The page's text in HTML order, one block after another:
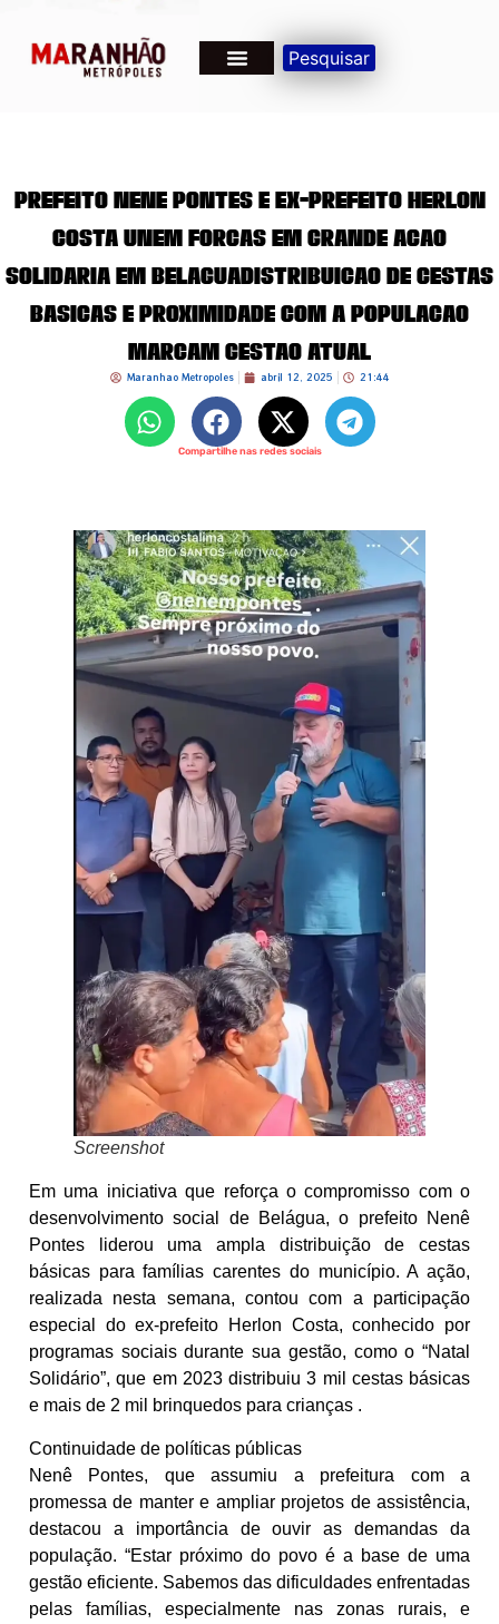
Pesquisar
Prefeito Nenê Pontes e ex-prefeito Herlon
Costa unem forças em grande ação
solidária em BeláguaDistribuição de cestas
básicas e proximidade com a população
marcam gestão atual
Maranhao Metropoles abril 12, 2025 21:44
Compartilhe nas redes sociais
Screenshot
Em uma iniciativa que reforça o compromisso com o
desenvolvimento social de Belágua, o prefeito Nenê
Pontes liderou uma ampla distribuição de cestas
básicas para famílias carentes do município. A ação,
realizada nesta semana, contou com a participação
especial do ex-prefeito Herlon Costa, conhecido por
programas sociais durante sua gestão, como o “Natal
Solidário”, que em 2023 distribuiu 3 mil cestas básicas
e mais de 2 mil brinquedos para crianças .
Continuidade de políticas públicas
Nenê Pontes, que assumiu a prefeitura com a
promessa de manter e ampliar projetos de assistência,
destacou a importância de ouvir as demandas da
população. “Estar próximo do povo é a base de uma
gestão eficiente. Sabemos das dificuldades enfrentadas
pelas famílias, especialmente nas zonas rurais, e